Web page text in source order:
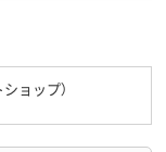
ョップ）